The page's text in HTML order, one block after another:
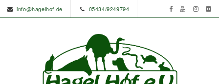
info@hagelhof.de 05434/9249794